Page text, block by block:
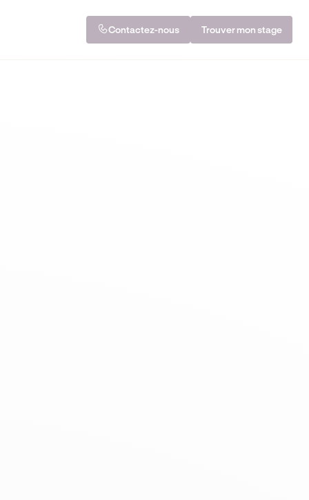
Contactez-nous Trouver mon stage